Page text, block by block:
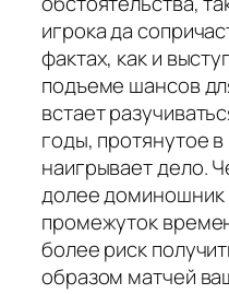
игрока да
фактах, как и
подъеме шансов
встает
годы, протянутое
наигрывает дело.
долее
промежуток
более риск
образом матчей